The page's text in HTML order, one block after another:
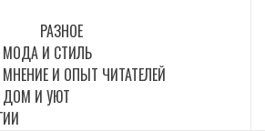
РАЗНОЕ
МОДА И СТИЛЬ
МНЕНИЕ И ОПЫТ ЧИТАТЕЛЕЙ
ДОМ И УЮТ